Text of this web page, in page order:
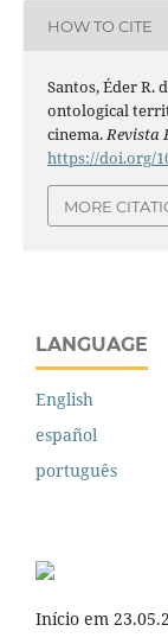
HOW TO CITE
Santos, Éder R.
ontological
cinema.Revista
https://doi.org/
MORE
LANGUAGE
English
español
português
Início em